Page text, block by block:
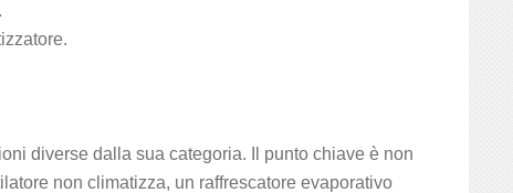
diverse dalla sua categoria. Il punto chiave è non
non climatizza, un raffrescatore evaporativo